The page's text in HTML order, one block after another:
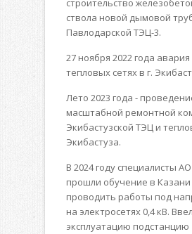
строительство
ствола новой дымовой
Павлодарской ТЭЦ-3.
27 ноября 2022 года авария
тепловых сетях в г.
Лето 2023 года -
масштабной ремонтной
Экибастузской ТЭЦ и
Экибастуза.
В 2024 году специалисты
прошли обучение в
проводить работы под
на электросетях 0,4 кВ.
эксплуатацию подстанцию